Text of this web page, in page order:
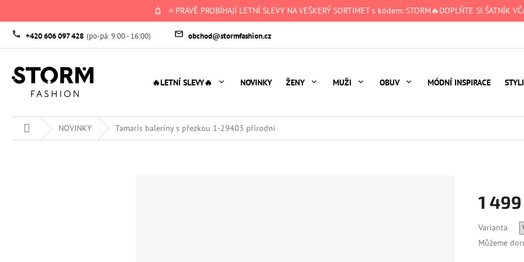
🔅PRÁVĚ PROBÍHAJÍ LETNÍ SLEVY NA VEŠKERÝ SORTIMET s kódem: STORM🔥DOPLŇTE SI ŠATNÍK
+420 606 097 428 obchod@stormfashion.cz
🔥LETNÍ SLEVY🔥 NOVINKY ŽENY MUŽI OBUV MÓDNÍ INSPIRACE
Domů NOVINKY Tamaris baleríny s přezkou 1-29403 přírodní
1
cena:
Varianta
Můžeme